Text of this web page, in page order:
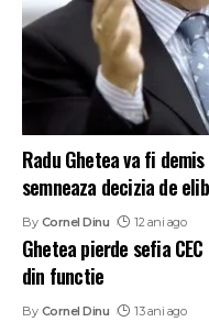
Radu Ghetea va fi
semneaza decizia de
By Cornel Dinu 12 ani ago
Ghetea pierde sefia
din functie
By Cornel Dinu 13 ani ago